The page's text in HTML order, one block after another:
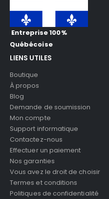
Entreprise 100%
Québécoise
LIENS UTILES
Boutique
À propos
Blog
Demande de soumission
Mon compte
Support informatique
Contactez-nous
Effectuer un paiement
Nos garanties
Vous avez le droit de choisir
Termes et conditions
Politiques de confidentialité